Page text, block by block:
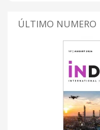
ÚLTIMO NUMERO